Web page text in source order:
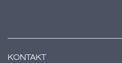
KONTAKT